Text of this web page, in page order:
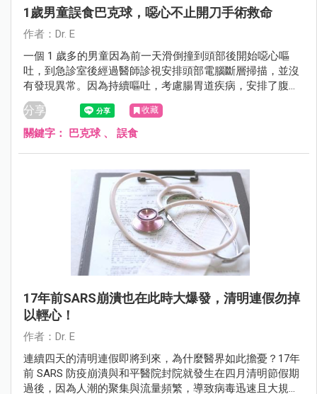
1歲男童誤食巴克球，噁心不止開刀手術救命
作者：Dr. E
一個 1 歲多的男童因為前一天滑倒撞到頭部後開始噁心嘔
吐，到急診室後經過醫師診視安排頭部電腦斷層掃描，並沒
有發現異常。因為持續嘔吐，考慮腸胃道疾病，安排了腹部
X 光，意外發現有 5 顆相連在一起的「白亮球形異物」在腸
道中。
分享 收藏
關鍵字： 巴克球 、 誤食
17年前SARS崩潰也在此時大爆發，清明連假勿掉
以輕心！
作者：Dr. E
連續四天的清明連假即將到來，為什麼醫界如此擔憂？17年
前 SARS 防疫崩潰與和平醫院封院就發生在四月清明節假期
過後，因為人潮的聚集與流量頻繁，導致病毒迅速且大規模